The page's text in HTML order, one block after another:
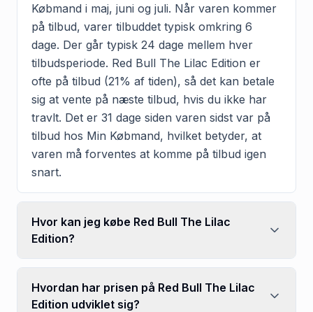
Købmand i maj, juni og juli. Når varen kommer
på tilbud, varer tilbuddet typisk omkring 6
dage. Der går typisk 24 dage mellem hver
tilbudsperiode. Red Bull The Lilac Edition er
ofte på tilbud (21% af tiden), så det kan betale
sig at vente på næste tilbud, hvis du ikke har
travlt. Det er 31 dage siden varen sidst var på
tilbud hos Min Købmand, hvilket betyder, at
varen må forventes at komme på tilbud igen
snart.
Hvor kan jeg købe Red Bull The Lilac
Edition?
Hvordan har prisen på Red Bull The Lilac
Edition udviklet sig?